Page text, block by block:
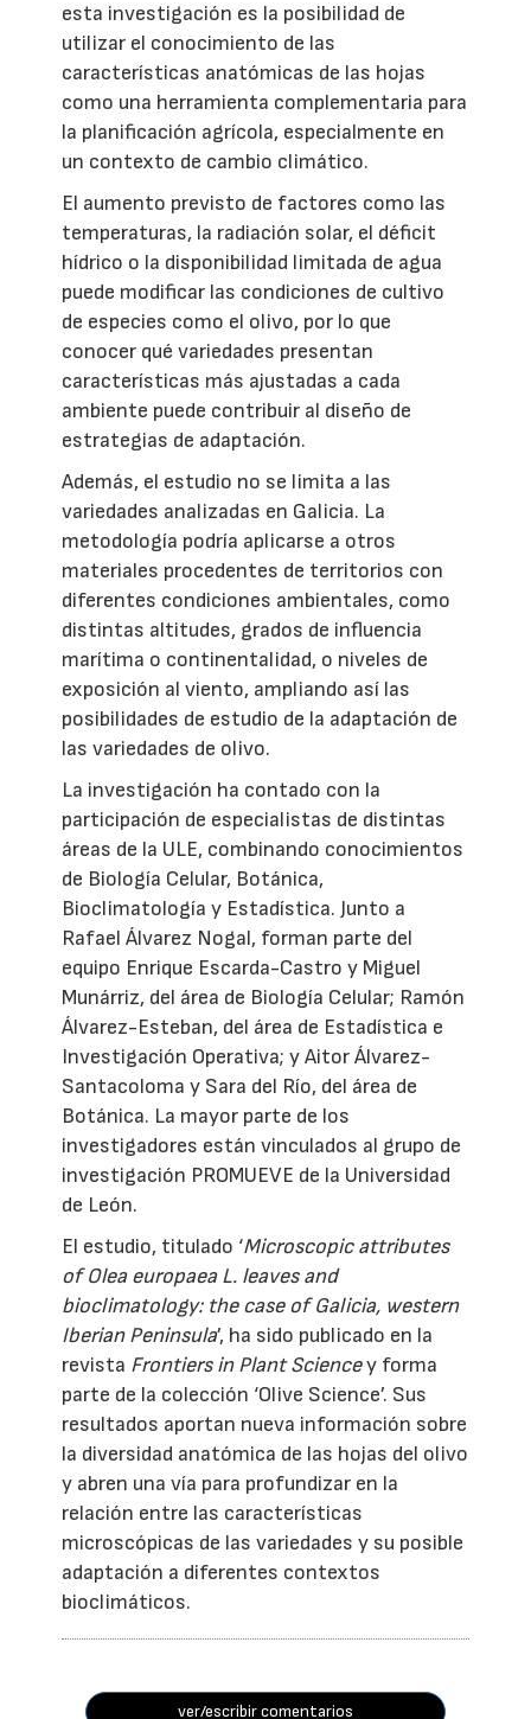
esta investigación es la posibilidad de
utilizar el conocimiento de las
características anatómicas de las hojas
como una herramienta complementaria para
la planificación agrícola, especialmente en
un contexto de cambio climático.
El aumento previsto de factores como las
temperaturas, la radiación solar, el déficit
hídrico o la disponibilidad limitada de agua
puede modificar las condiciones de cultivo
de especies como el olivo, por lo que
conocer qué variedades presentan
características más ajustadas a cada
ambiente puede contribuir al diseño de
estrategias de adaptación.
Además, el estudio no se limita a las
variedades analizadas en Galicia. La
metodología podría aplicarse a otros
materiales procedentes de territorios con
diferentes condiciones ambientales, como
distintas altitudes, grados de influencia
marítima o continentalidad, o niveles de
exposición al viento, ampliando así las
posibilidades de estudio de la adaptación de
las variedades de olivo.
La investigación ha contado con la
participación de especialistas de distintas
áreas de la ULE, combinando conocimientos
de Biología Celular, Botánica,
Bioclimatología y Estadística. Junto a
Rafael Álvarez Nogal, forman parte del
equipo Enrique Escarda-Castro y Miguel
Munárriz, del área de Biología Celular; Ramón
Álvarez-Esteban, del área de Estadística e
Investigación Operativa; y Aitor Álvarez-
Santacoloma y Sara del Río, del área de
Botánica. La mayor parte de los
investigadores están vinculados al grupo de
investigación PROMUEVE de la Universidad
de León.
El estudio, titulado ‘Microscopic attributes
of Olea europaea L. leaves and
bioclimatology: the case of Galicia, western
Iberian Peninsula’, ha sido publicado en la
revista Frontiers in Plant Sciencey forma
parte de la colección ‘Olive Science’. Sus
resultados aportan nueva información sobre
la diversidad anatómica de las hojas del olivo
y abren una vía para profundizar en la
relación entre las características
microscópicas de las variedades y su posible
adaptación a diferentes contextos
bioclimáticos.
ver/escribir comentarios